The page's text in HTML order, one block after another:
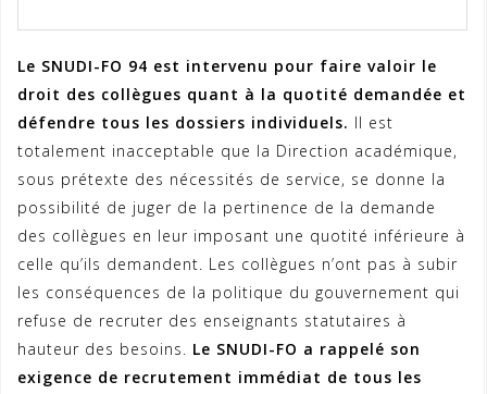
Le SNUDI-FO 94 est intervenu pour faire valoir le
droit des collègues quant à la quotité demandée et
défendre tous les dossiers individuels. Il est
totalement inacceptable que la Direction académique,
sous prétexte des nécessités de service, se donne la
possibilité de juger de la pertinence de la demande
des collègues en leur imposant une quotité inférieure à
celle qu’ils demandent. Les collègues n’ont pas à subir
les conséquences de la politique du gouvernement qui
refuse de recruter des enseignants statutaires à
hauteur des besoins. Le SNUDI-FO a rappelé son
exigence de recrutement immédiat de tous les